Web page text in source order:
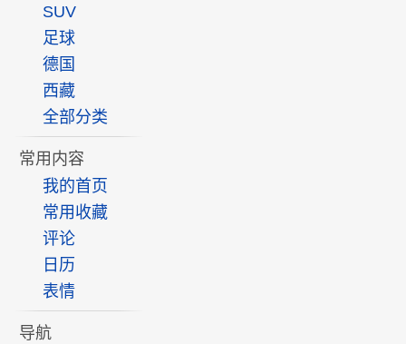
SUV
足球
德国
西藏
全部分类
常用内容
我的首页
常用收藏
评论
日历
表情
导航